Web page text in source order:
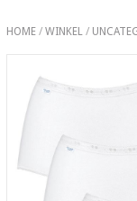
HOME/ WINKEL/